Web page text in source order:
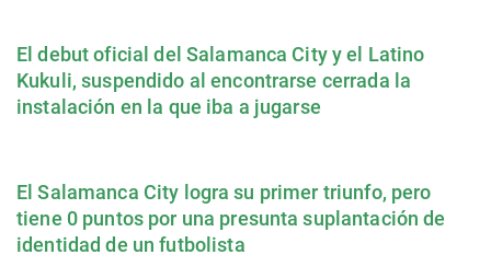
El debut oficial del Salamanca City y el Latino
Kukuli, suspendido al encontrarse cerrada la
instalación en la que iba a jugarse
El Salamanca City logra su primer triunfo, pero
tiene 0 puntos por una presunta suplantación de
identidad de un futbolista